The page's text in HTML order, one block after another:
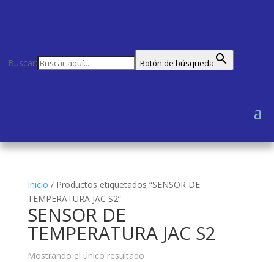
Buscar: Botón de búsqueda
Inicio / Productos etiquetados “SENSOR DE
TEMPERATURA JAC S2”
SENSOR DE
TEMPERATURA JAC S2
Mostrando el único resultado